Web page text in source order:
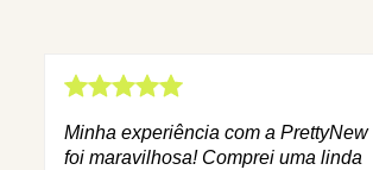
Minha experiência com a PrettyNew
foi maravilhosa! Comprei uma linda